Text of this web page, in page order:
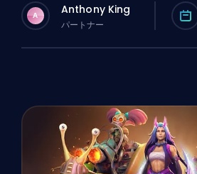
A Anthony King
パートナー